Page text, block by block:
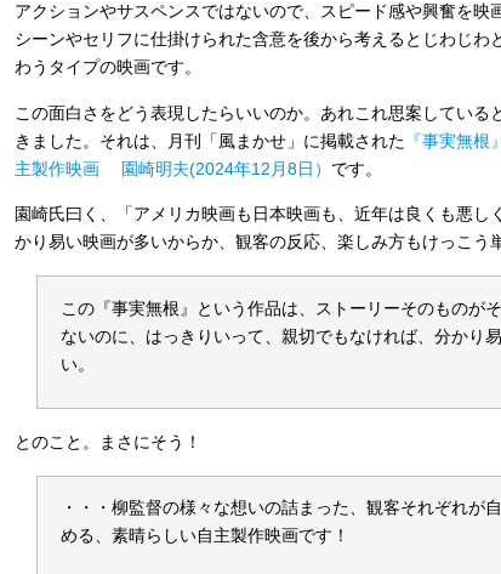
アクションやサスペンスではないので、スピード感や興奮を
シーンやセリフに仕掛けられた含意を後から考えるとじわじ
わうタイプの映画です。
この面白さをどう表現したらいいのか。あれこれ思案してい
きました。それは、月刊「風まかせ」に掲載された 『事実無
主製作映画 園崎明夫(2024年12月8日） です。
園崎氏曰く、「アメリカ映画も日本映画も、近年は良くも悪
かり易い映画が多いからか、観客の反応、楽しみ方もけっこう
この『事実無根』という作品は、ストーリーそのものが
ないのに、はっきりいって、親切でもなければ、分かり
い。
とのこと。まさにそう！
・・・柳監督の様々な想いの詰まった、観客それぞれが
める、素晴らしい自主製作映画です！